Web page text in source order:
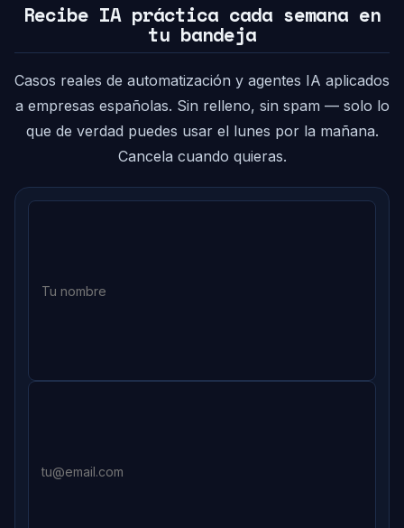
Recibe IA práctica cada semana en
tu bandeja
Casos reales de automatización y agentes IA aplicados
a empresas españolas. Sin relleno, sin spam — solo lo
que de verdad puedes usar el lunes por la mañana.
Cancela cuando quieras.